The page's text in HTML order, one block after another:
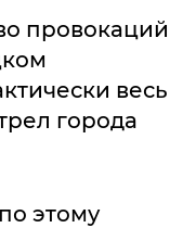
провокаций
весь
города
по этому